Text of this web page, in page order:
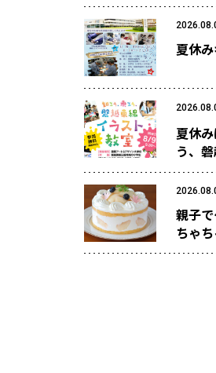
夏休
夏休
う、
親子
ちゃ